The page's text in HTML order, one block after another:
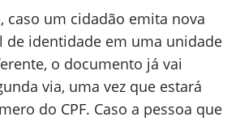
caso um cidadão emita nova
de identidade em uma unidade
o documento já vai
via, uma vez que estará
do CPF. Caso a pessoa que